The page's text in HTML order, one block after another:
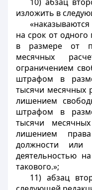
изложить в
на срок от
в размере от
месячных
ограничением
штрафом в
тысячи месячных
лишением
штрафом в
тысячи
лишением
должности или
деятельностью
такового.»;
11) абзац